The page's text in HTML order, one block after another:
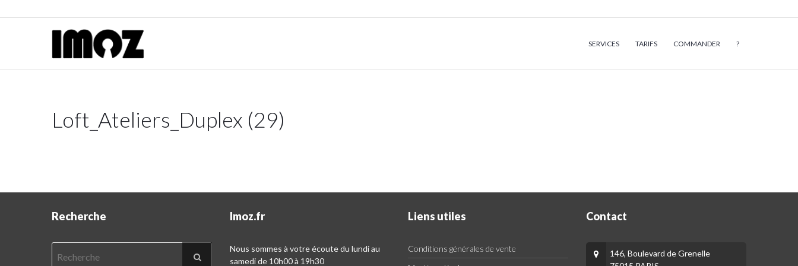
SERVICES TARIFS COMMANDER ?
Loft_Ateliers_Duplex (29)
Recherche Imoz.fr
Nous sommes à votre écoute du lundi au
samedi de 10h00 à 19h30
Liens utiles
Conditions générales de vente
Contact
146, Boulevard de Grenelle